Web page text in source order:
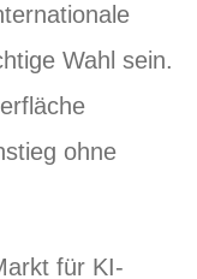
Wahl sein.
ohne
für KI-